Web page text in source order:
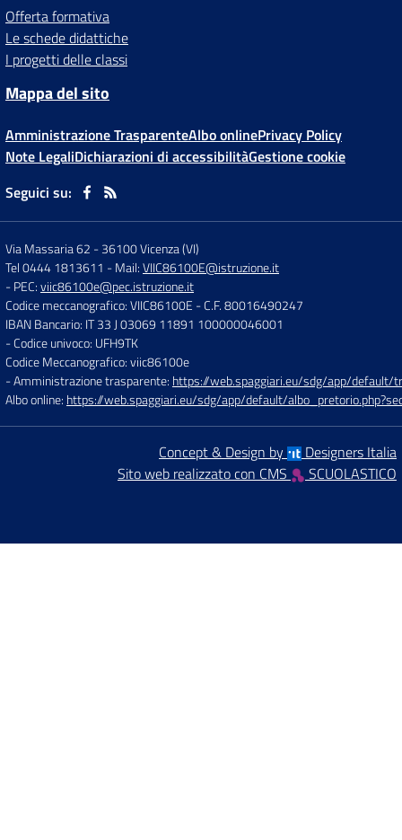
Offerta formativa
Le schede didattiche
I progetti delle classi
Mappa del sito
Amministrazione TrasparenteAlbo onlinePrivacy Policy
Note LegaliDichiarazioni di accessibilitàGestione cookie
Seguici su:
Via Massaria 62 -36100 Vicenza (VI)
Tel 0444 1813611 - Mail:VIIC86100E@istruzione.it
- PEC:viic86100e@pec.istruzione.it
Codice meccanografico: VIIC86100E - C.F. 80016490247
IBAN Bancario: IT 33 J 03069 11891 100000046001
- Codice univoco: UFH9TK
Codice Meccanografico: viic86100e
- Amministrazione trasparente: https://web.spaggiari.eu/sdg/app/default/
Albo online: https://web.spaggiari.eu/sdg/app/default/
Concept & Design by
Designers Italia
Sito web realizzato con CMS
SCUOLASTICO